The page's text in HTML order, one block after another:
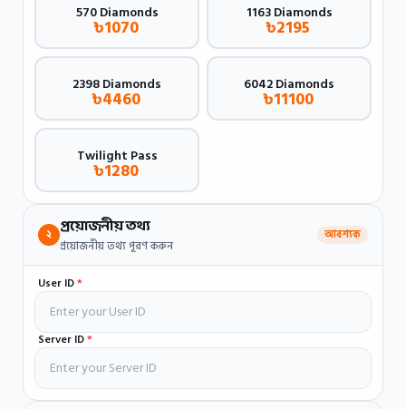
570 Diamonds
৳1070
1163 Diamonds
৳2195
2398 Diamonds
৳4460
6042 Diamonds
৳11100
Twilight Pass
৳1280
২ প্রয়োজনীয় তথ্য
প্রয়োজনীয় তথ্য পূরণ করুন
আবশ্যক
User ID*
Server ID*